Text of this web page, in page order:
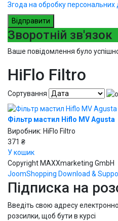
Згода на обробку персональних
Відправити
Зворотній зв'язок
Ваше повідомлення було
HiFlo Filtro
Сортування
Фільтр мастил Hiflo MV Agusta
Виробник: HiFlo Filtro
371 ₴
У кошик
Copyright MAXXmarketing GmbH
JoomShopping Download &
Підписка на
Введіть свою адресу
розсилки, щоб бути в курсі